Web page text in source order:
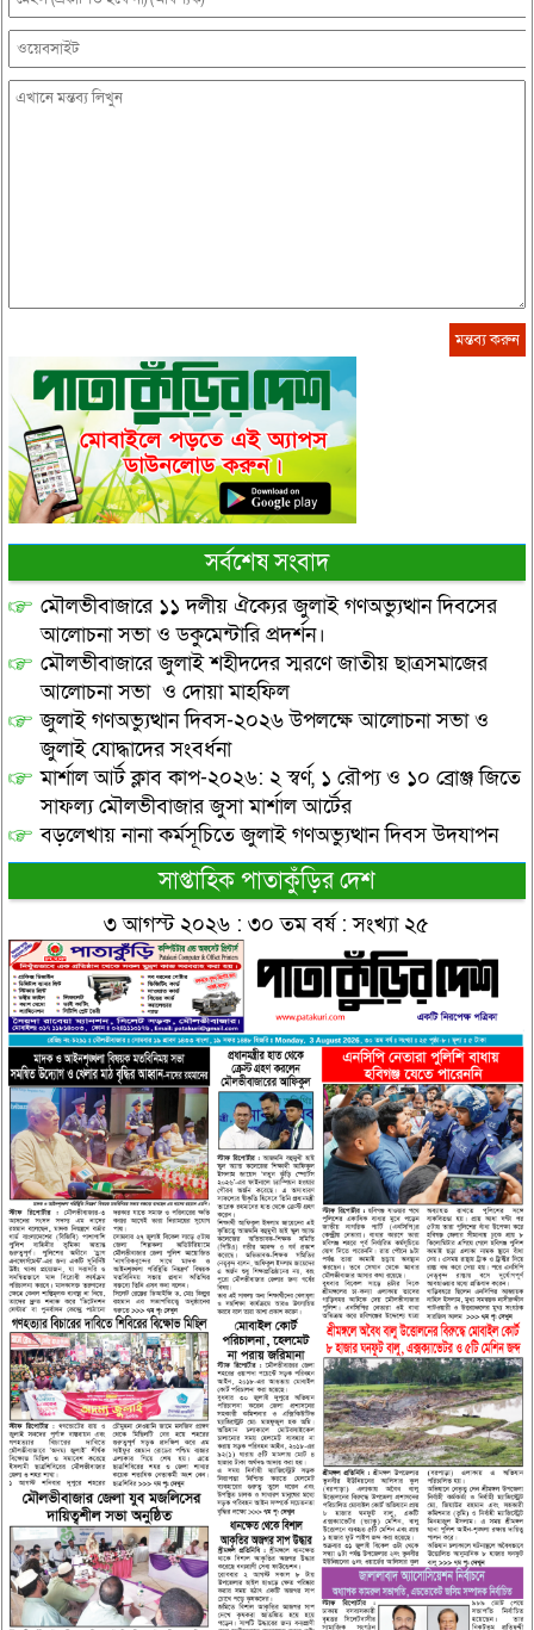
সর্বশেষ সংবাদ
মৌলভীবাজারে ১১ দলীয় ঐক্যের জুলাই গণঅভ্যুত্থান দিবসের
আলোচনা সভা ও ডকুমেন্টারি প্রদর্শন।
মৌলভীবাজারে জুলাই শহীদদের স্মরণে জাতীয় ছাত্রসমাজের
আলোচনা সভা ও দোয়া মাহফিল
জুলাই গণঅভ্যুত্থান দিবস-২০২৬ উপলক্ষে আলোচনা সভা ও
জুলাই যোদ্ধাদের সংবর্ধনা
মার্শাল আর্ট ক্লাব কাপ-২০২৬: ২ স্বর্ণ, ১ রৌপ্য ও ১০ ব্রোঞ্জ জিতে
সাফল্য মৌলভীবাজার জুসা মার্শাল আর্টের
বড়লেখায় নানা কর্মসূচিতে জুলাই গণঅভ্যুত্থান দিবস উদযাপন
সাপ্তাহিক পাতাকুঁড়ির দেশ
৩ আগস্ট ২০২৬ : ৩০ তম বর্ষ : সংখ্যা ২৫